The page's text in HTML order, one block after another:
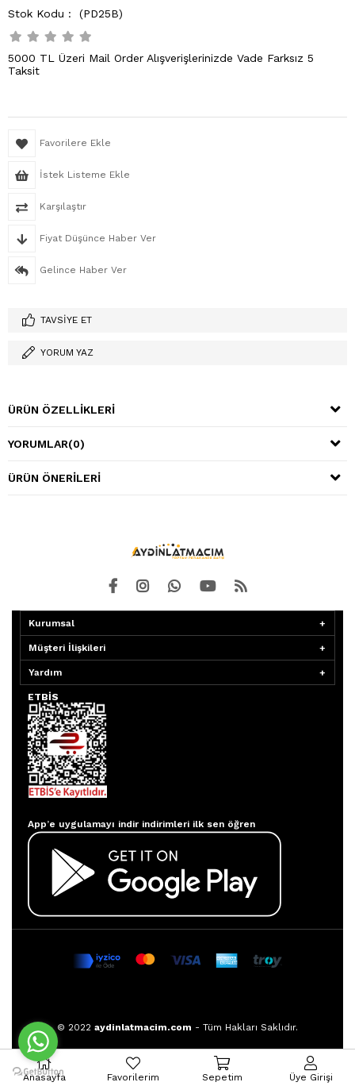
(PD25B)
5000 TL Üzeri Mail Order Alışverişlerinizde Vade Farksız 5
Taksit
Favorilere Ekle
İstek Listeme Ekle
Karşılaştır
Fiyat Düşünce Haber Ver
Gelince Haber Ver
TAVSIYE ET
YORUM YAZ
ÜRÜN ÖZELLIKLERI
YORUMLAR(0)
ÜRÜN ÖNERILERI
Kurumsal
Müşteri İlişkileri
Yardım
ETBİS
App’e uygulamayı indir indirimleri ilk sen öğren
© 2022 aydinlatmacim.com - Tüm Hakları Saklıdır.
Anasayfa Favorilerim Sepetim Üye Girişi